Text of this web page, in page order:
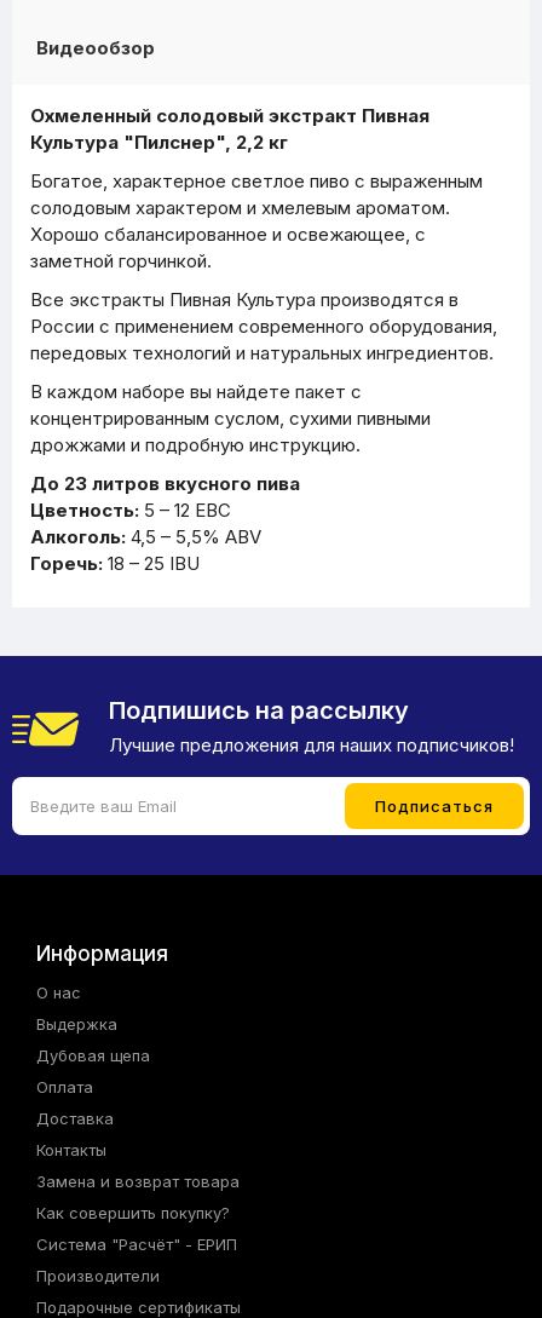
Видеообзор
Охмеленный солодовый экстракт Пивная
Культура "Пилснер", 2,2 кг
Богатое, характерное светлое пиво с выраженным
солодовым характером и хмелевым ароматом.
Хорошо сбалансированное и освежающее, с
заметной горчинкой.
Все экстракты Пивная Культура производятся в
России с применением современного оборудования,
передовых технологий и натуральных ингредиентов.
В каждом наборе вы найдете пакет с
концентрированным суслом, сухими пивными
дрожжами и подробную инструкцию.
До 23 литров вкусного пива
Цветность: 5 – 12 EBC
Алкоголь: 4,5 – 5,5% ABV
Горечь: 18 – 25 IBU
Подпишись на рассылку
Лучшие предложения для наших подписчиков!
Информация
О нас
Выдержка
Дубовая щепа
Оплата
Доставка
Контакты
Замена и возврат товара
Как совершить покупку?
Система "Расчёт" - ЕРИП
Производители
Подарочные сертификаты